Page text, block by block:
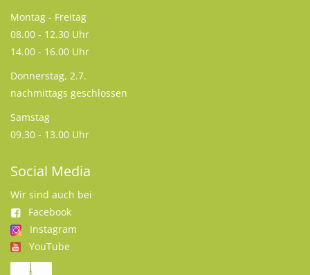
Montag - Freitag
08.00 - 12.30 Uhr
14.00 - 16.00 Uhr
Donnerstag, 2.7.
nachmittags geschlossen
Samstag
09.30 - 13.00 Uhr
Social Media
Wir sind auch bei
Facebook
Instagram
YouTube